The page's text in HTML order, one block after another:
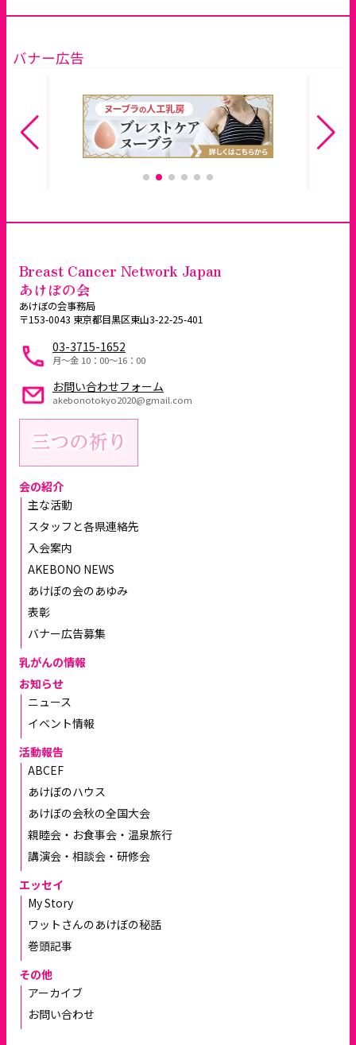
バナー広告
Breast Cancer Network Japan
あけぼの会
あけぼの会事務局
〒153-0043 東京都目黒区東山3-22-25-401
03-3715-1652
月～金 10：00〜16：00
お問い合わせフォーム
akebonotokyo2020@gmail.com
会の紹介
主な活動
スタッフと各県連絡先
入会案内
AKEBONO NEWS
あけぼの会のあゆみ
表彰
バナー広告募集
乳がんの情報
お知らせ
ニュース
イベント情報
活動報告
ABCEF
あけぼのハウス
あけぼの会秋の全国大会
親睦会・お食事会・温泉旅行
講演会・相談会・研修会
エッセイ
My Story
ワットさんのあけぼの秘話
巻頭記事
その他
アーカイブ
お問い合わせ